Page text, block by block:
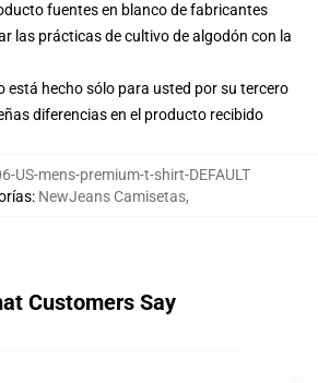
fuentes en blanco de fabricantes
las prácticas de cultivo de algodón con la
está hecho sólo para usted por su tercero
diferencias en el producto recibido
US-mens-premium-t-shirt-DEFAULT
: NewJeans Camisetas,
Customers Say